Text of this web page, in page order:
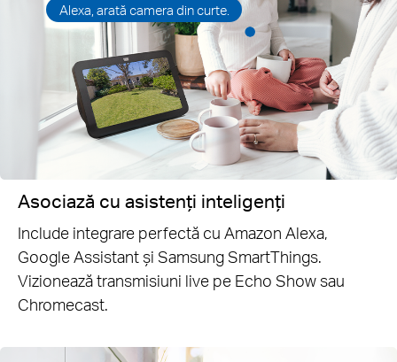
Alexa, arată camera din curte.
Asociază cu asistenți inteligenți
Include integrare perfectă cu Amazon Alexa,
Google Assistant și Samsung SmartThings.
Vizionează transmisiuni live pe Echo Show sau
Chromecast.